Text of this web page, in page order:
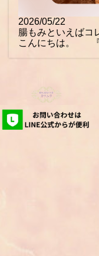
2026/05/22
腸もみといえばコ
こんにちは。 『